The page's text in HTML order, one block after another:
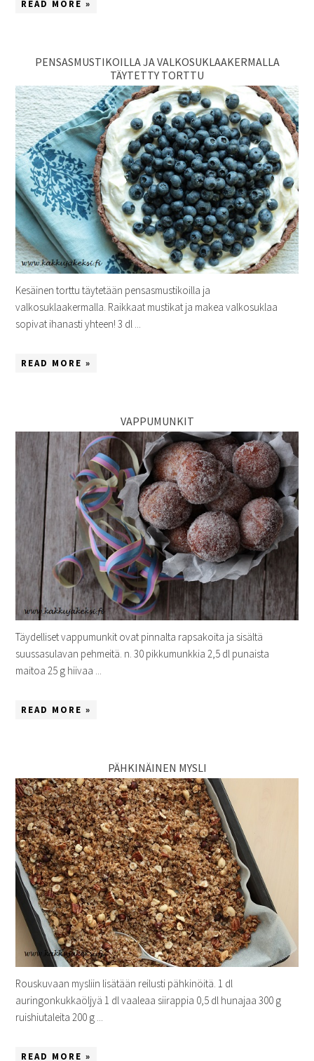
READ MORE »
PENSASMUSTIKOILLA JA VALKOSUKLAAKERMALLA
TÄYTETTY TORTTU
Kesäinen torttu täytetään pensasmustikoilla ja
valkosuklaakermalla. Raikkaat mustikat ja makea valkosuklaa
sopivat ihanasti yhteen! 3 dl ...
READ MORE »
VAPPUMUNKIT
Täydelliset vappumunkit ovat pinnalta rapsakoita ja sisältä
suussasulavan pehmeitä. n. 30 pikkumunkkia 2,5 dl punaista
maitoa 25 g hiivaa ...
READ MORE »
PÄHKINÄINEN MYSLI
Rouskuvaan mysliin lisätään reilusti pähkinöitä. 1 dl
auringonkukkaöljyä 1 dl vaaleaa siirappia 0,5 dl hunajaa 300 g
ruishiutaleita 200 g ...
READ MORE »